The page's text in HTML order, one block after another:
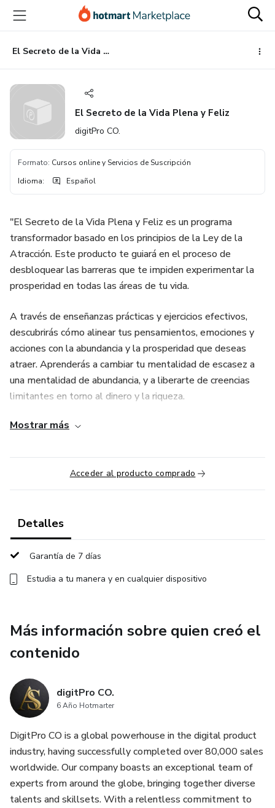
principal
página
de
página
El Secreto de la Vida Plena y Feliz
El Secreto de la Vida Plena y Feliz
digitPro CO.
Formato: Cursos online y Servicios de Suscripción
Idioma: Español
"El Secreto de la Vida Plena y Feliz es un programa
transformador basado en los principios de la Ley de la
Atracción. Este producto te guiará en el proceso de
desbloquear las barreras que te impiden experimentar la
prosperidad en todas las áreas de tu vida.
A través de enseñanzas prácticas y ejercicios efectivos,
descubrirás cómo alinear tus pensamientos, emociones y
acciones con la abundancia y la prosperidad que deseas
atraer. Aprenderás a cambiar tu mentalidad de escasez a
una mentalidad de abundancia, y a liberarte de creencias
limitantes en torno al dinero y la riqueza.
Con herramientas como la visualización creativa, las
desarrollarás una nueva relación con el dinero y crearás un
flujo constante de oportunidades y prosperidad en tu vida.
para superar los obstáculos financieros y atraer la
abundancia en todas sus formas. Descubrirás cómo crear un
plan de acción efectivo para alcanzar tus metas financieras
que se presenten en tu camino.
una vida llena de riqueza y bienestar. Con Abriendo las
Puertas de la Prosperidad, aprenderás a utilizar la Ley de
siempre has deseado. ¡Es hora de abrirte a la abundancia y
recibir todo lo bueno que el universo tiene reservado para
ti!"
Mostrar más
Acceder al producto comprado
Detalles
Garantía de 7 días
Estudia a tu manera y en cualquier dispositivo
Más información sobre quien creó el
contenido
digitPro CO.
6 Año Hotmarter
DigitPro CO is a global powerhouse in the digital product
industry, having successfully completed over 80,000 sales
worldwide. Our company boasts an exceptional team of
experts from around the globe, bringing together diverse
talents and skillsets. With a relentless commitment to